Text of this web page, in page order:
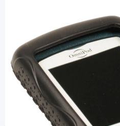
Silikonschutzhülle
Omnipod PDM / 1
Diashop.de Kat.-Nr.113082
sofort verfügbar
Lieferzeit 1-3 Werktage
Mehr über das Produkt